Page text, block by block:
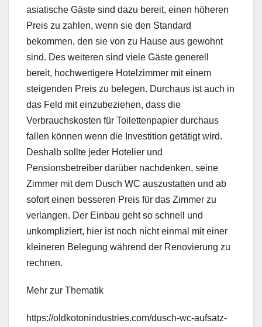
asiatische Gäste sind dazu bereit, einen höheren
Preis zu zahlen, wenn sie den Standard
bekommen, den sie von zu Hause aus gewohnt
sind. Des weiteren sind viele Gäste generell
bereit, hochwertigere Hotelzimmer mit einem
steigenden Preis zu belegen. Durchaus ist auch in
das Feld mit einzubeziehen, dass die
Verbrauchskosten für Toilettenpapier durchaus
fallen können wenn die Investition getätigt wird.
Deshalb sollte jeder Hotelier und
Pensionsbetreiber darüber nachdenken, seine
Zimmer mit dem Dusch WC auszustatten und ab
sofort einen besseren Preis für das Zimmer zu
verlangen. Der Einbau geht so schnell und
unkompliziert, hier ist noch nicht einmal mit einer
kleineren Belegung während der Renovierung zu
rechnen.
Mehr zur Thematik
https://oldkotonindustries.com/dusch-wc-aufsatz-